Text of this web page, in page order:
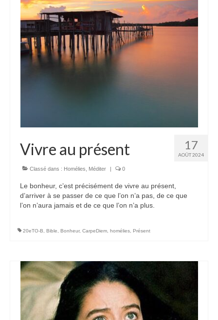
17
AOÛT 2024
Vivre au présent
Classé dans : Homélies Méditer | 0
Le bonheur, c’est précisément de vivre au présent,
d’arriver à se passer de ce que l’on n’a pas, de ce que
l’on n’aura jamais et de ce que l’on n’a plus.
20eTO-B Bible Bonheur, CarpeDiem homélies Présent